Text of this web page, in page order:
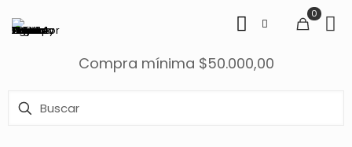
0
Compra mínima $50.000,00